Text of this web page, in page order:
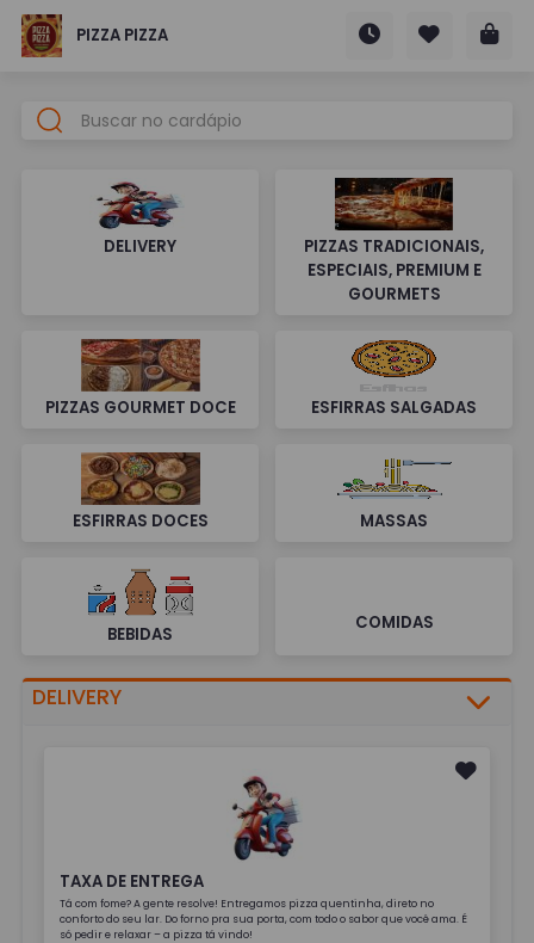
PIZZA PIZZA
DELIVERY
PIZZAS TRADICIONAIS,
ESPECIAIS, PREMIUM E
GOURMETS
PIZZAS GOURMET DOCE ESFIRRAS SALGADAS
ESFIRRAS DOCES MASSAS
BEBIDAS
COMIDAS
DELIVERY
TAXA DE ENTREGA
Tá com fome? A gente resolve! Entregamos pizza quentinha, direto no
conforto do seu lar. Do forno pra sua porta, com todo o sabor que você ama. É
só pedir e relaxar – a pizza tá vindo!